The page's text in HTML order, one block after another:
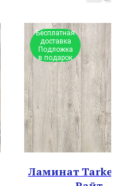
Бесплатная
доставка
Подложка
в подарок
Ламинат